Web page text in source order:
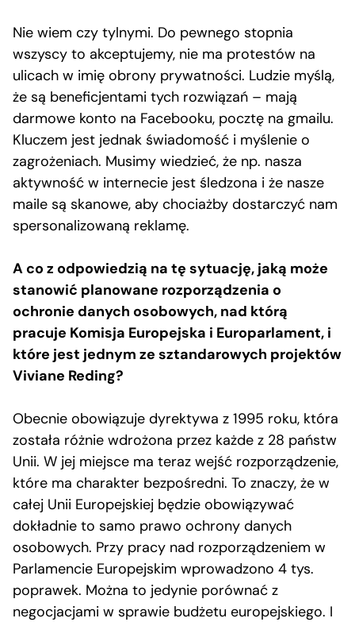
Nie wiem czy tylnymi. Do pewnego stopnia
wszyscy to akceptujemy, nie ma protestów na
ulicach w imię obrony prywatności. Ludzie myślą,
że są beneficjentami tych rozwiązań – mają
darmowe konto na Facebooku, pocztę na gmailu.
Kluczem jest jednak świadomość i myślenie o
zagrożeniach. Musimy wiedzieć, że np. nasza
aktywność w internecie jest śledzona i że nasze
maile są skanowe, aby chociażby dostarczyć nam
spersonalizowaną reklamę.
A co z odpowiedzią na tę sytuację, jaką może
stanowić planowane rozporządzenia o
ochronie danych osobowych, nad którą
pracuje Komisja Europejska i Europarlament, i
które jest jednym ze sztandarowych projektów
Viviane Reding?
Obecnie obowiązuje dyrektywa z 1995 roku, która
została różnie wdrożona przez każde z 28 państw
Unii. W jej miejsce ma teraz wejść rozporządzenie,
które ma charakter bezpośredni. To znaczy, że w
całej Unii Europejskiej będzie obowiązywać
dokładnie to samo prawo ochrony danych
osobowych. Przy pracy nad rozporządzeniem w
Parlamencie Europejskim wprowadzono 4 tys.
poprawek. Można to jedynie porównać z
negocjacjami w sprawie budżetu europejskiego. I